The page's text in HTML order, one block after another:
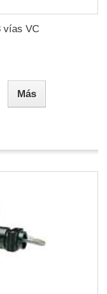
vías VC
Más